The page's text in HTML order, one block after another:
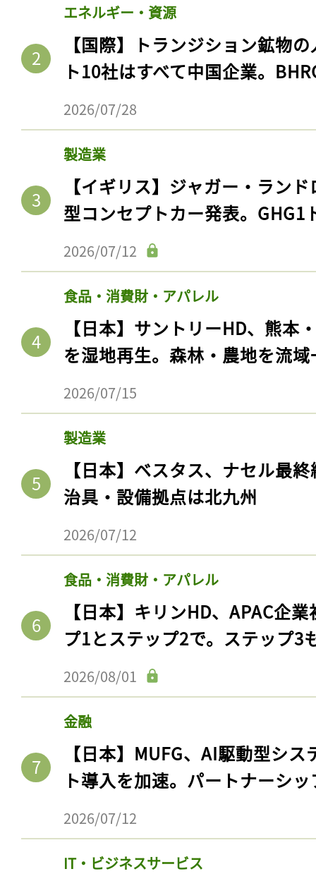
エネルギー・資源
【国際】トランジション鉱物
ト10社はすべて中国企業。
2026/07/28
製造業
【イギリス】ジャガー・ラン
型コンセプトカー発表。GHG1
2026/07/12
食品・消費財・アパレル
【日本】サントリーHD、熊本
を湿地再生。森林・農地を流
2026/07/15
製造業
【日本】ベスタス、ナセル最
治具・設備拠点は北九州
2026/07/12
食品・消費財・アパレル
【日本】キリンHD、APAC企
プ1とステップ2で。ステップ3
2026/08/01
金融
【日本】MUFG、AI駆動型シ
ト導入を加速。パートナーシ
2026/07/12
IT・ビジネスサービス
記事をお気に入りに
ログインが必
ログイン
会員登録